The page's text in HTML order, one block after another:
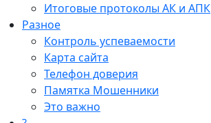
Итоговые протоколы АК и АПК
Разное
Контроль успеваемости
Карта сайта
Телефон доверия
Памятка Мошенники
Это важно